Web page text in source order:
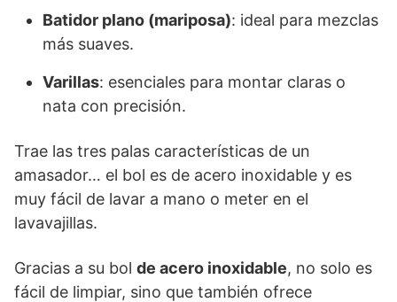
Batidor plano (mariposa): ideal para mezclas
más suaves.
Varillas: esenciales para montar claras o
nata con precisión.
Trae las tres palas características de un
amasador… el bol es de acero inoxidable y es
muy fácil de lavar a mano o meter en el
lavavajillas.
Gracias a su bol de acero inoxidable, no solo es
fácil de limpiar, sino que también ofrece